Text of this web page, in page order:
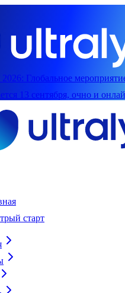
Глобальное
13 сентября, очно и
старт